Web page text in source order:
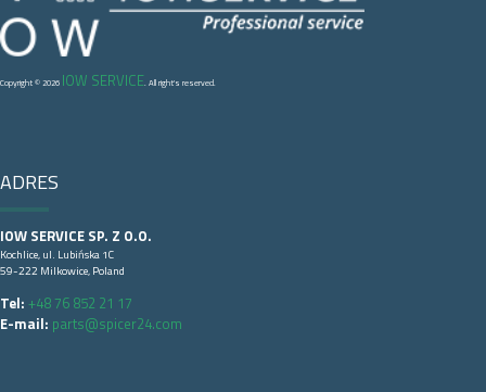
Copyright © 2026 IOW SERVICE. All right's reserved.
ADRES
IOW SERVICE SP. Z O.O.
Kochlice, ul. Lubińska 1C
59-222 Milkowice, Poland
Tel: +48 76 852 21 17
E-mail: parts@spicer24.com